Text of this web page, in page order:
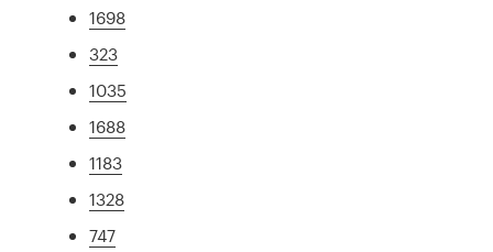
1698
323
1035
1688
1183
1328
747